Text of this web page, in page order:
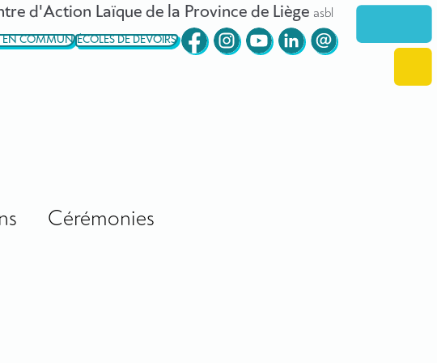
d'Action Laïque de la Province de Liège asbl
EN COMMUN ÉCOLES DE DEVOIRS
Cérémonies